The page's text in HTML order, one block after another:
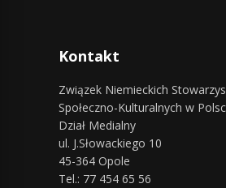
Kontakt
Związek Niemieckich
Społeczno-Kulturalnych w
Dział Medialny
ul. J.Słowackiego 10
45-364 Opole
Tel.: 77 454 65 56